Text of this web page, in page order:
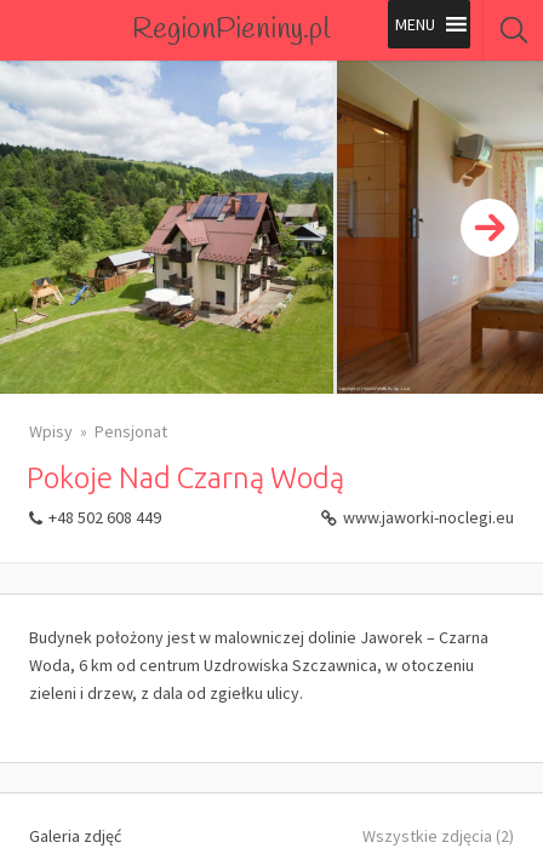
RegionPieniny.pl
Polecane Przez Nas
Wszystkie Obiekty
Wszystkie Obiekty
Wpisy Pensjonat
Pokoje Nad Czarną Wodą
+48 502 608 449 www.jaworki-noclegi.eu
Budynek położony jest w malowniczej dolinie Jaworek – Czarna
Woda, 6 km od centrum Uzdrowiska Szczawnica, w otoczeniu
zieleni i drzew, z dala od zgiełku ulicy.
Galeria zdjęć Wszystkie zdjęcia (2)